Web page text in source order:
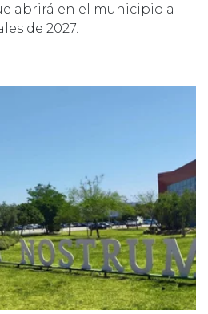
abrirá en el municipio a
de 2027.